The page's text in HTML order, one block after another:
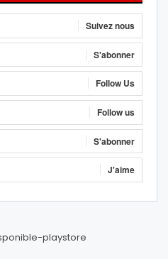
Suivez nous
S'abonner
Follow Us
Follow us
S'abonner
J'aime